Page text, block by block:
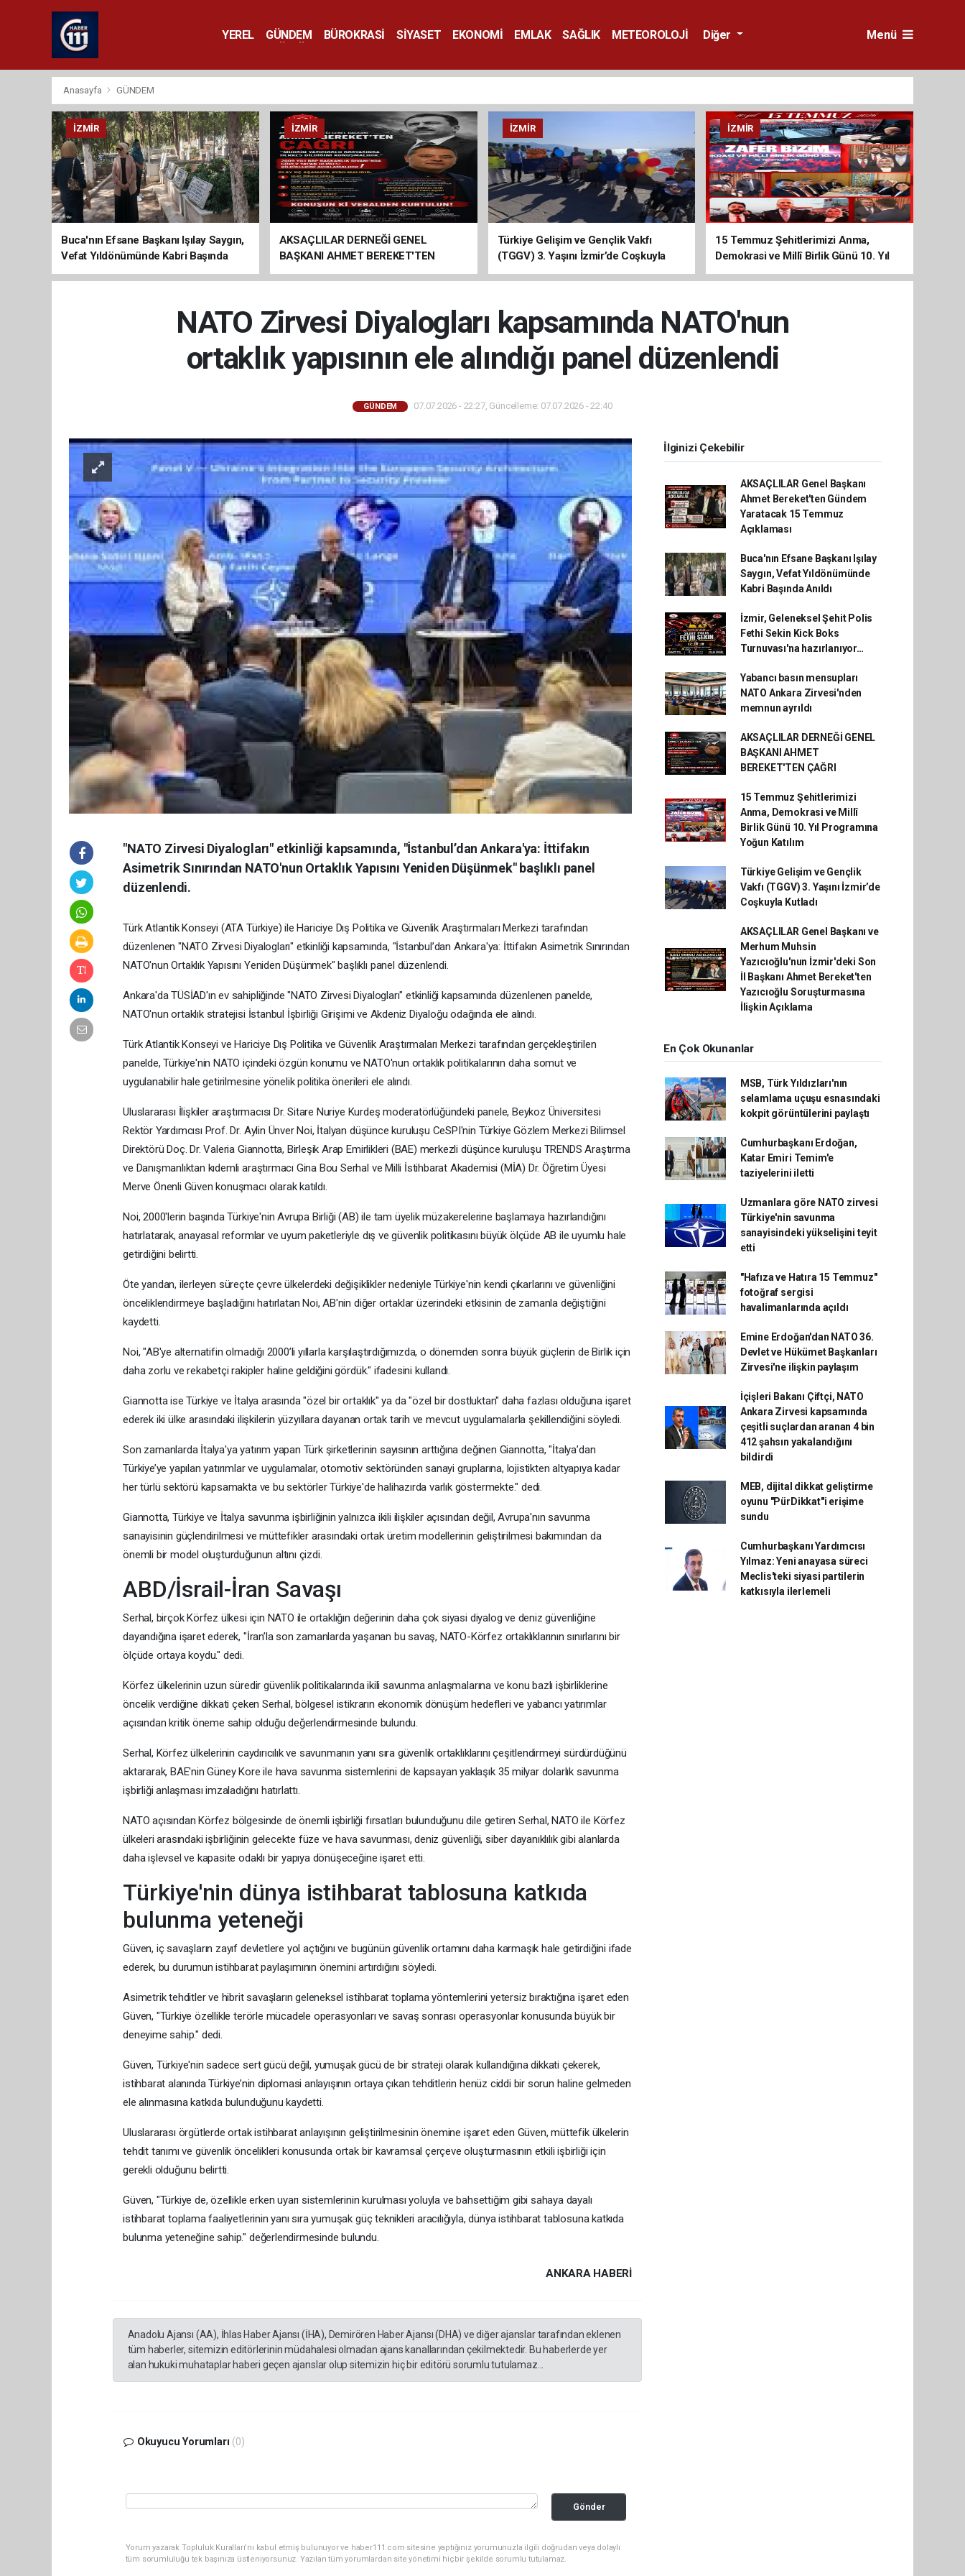
YEREL GÜNDEM BÜROKRASİ SİYASET EKONOMİ EMLAK SAĞLIK
METEOROLOJİ
Diğer Menü
Anasayfa GÜNDEM
İZMIR
Buca'nın Efsane Başkanı Işılay Saygın,
Vefat Yıldönümünde Kabri Başında
Anıldı
İZMIR
AKSAÇLILAR DERNEĞİ GENEL
BAŞKANI AHMET BEREKET'TEN
ÇAĞRI
İZMIR
Türkiye Gelişim ve Gençlik Vakfı
(TGGV) 3. Yaşını İzmir’de Coşkuyla
Kutladı
İZMIR
15 Temmuz Şehitlerimizi Anma,
Demokrasi ve Millî Birlik Günü 10. Yıl
Programına Yoğun Katılım
NATO Zirvesi Diyalogları kapsamında NATO'nun
ortaklık yapısının ele alındığı panel düzenlendi
GÜNDEM 07.07.2026 - 22:27, Güncelleme: 07.07.2026 - 22:40
"NATO Zirvesi Diyalogları" etkinliği kapsamında, "İstanbul’dan Ankara'ya: İttifakın
Asimetrik Sınırından NATO'nun Ortaklık Yapısını Yeniden Düşünmek" başlıklı panel
düzenlendi.
Türk Atlantik Konseyi (ATA Türkiye) ile Hariciye Dış Politika ve Güvenlik Araştırmaları Merkezi tarafından
düzenlenen "NATO Zirvesi Diyalogları" etkinliği kapsamında, "İstanbul’dan Ankara'ya: İttifakın Asimetrik Sınırından
NATO'nun Ortaklık Yapısını Yeniden Düşünmek" başlıklı panel düzenlendi.
Ankara'da TÜSİAD'ın ev sahipliğinde "NATO Zirvesi Diyalogları" etkinliği kapsamında düzenlenen panelde,
NATO'nun ortaklık stratejisi İstanbul İşbirliği Girişimi ve Akdeniz Diyaloğu odağında ele alındı.
Türk Atlantik Konseyi ve Hariciye Dış Politika ve Güvenlik Araştırmaları Merkezi tarafından gerçekleştirilen
panelde, Türkiye'nin NATO içindeki özgün konumu ve NATO'nun ortaklık politikalarının daha somut ve
uygulanabilir hale getirilmesine yönelik politika önerileri ele alındı.
Uluslararası İlişkiler araştırmacısı Dr. Sitare Nuriye Kurdeş moderatörlüğündeki panele, Beykoz Üniversitesi
Rektör Yardımcısı Prof. Dr. Aylin Ünver Noi, İtalyan düşünce kuruluşu CeSPI'nin Türkiye Gözlem Merkezi Bilimsel
Direktörü Doç. Dr. Valeria Giannotta, Birleşik Arap Emirlikleri (BAE) merkezli düşünce kuruluşu TRENDS Araştırma
ve Danışmanlıktan kıdemli araştırmacı Gina Bou Serhal ve Milli İstihbarat Akademisi (MİA) Dr. Öğretim Üyesi
Merve Önenli Güven konuşmacı olarak katıldı.
Noi, 2000'lerin başında Türkiye'nin Avrupa Birliği (AB) ile tam üyelik müzakerelerine başlamaya hazırlandığını
hatırlatarak, anayasal reformlar ve uyum paketleriyle dış ve güvenlik politikasını büyük ölçüde AB ile uyumlu hale
getirdiğini belirtti.
Öte yandan, ilerleyen süreçte çevre ülkelerdeki değişiklikler nedeniyle Türkiye'nin kendi çıkarlarını ve güvenliğini
önceliklendirmeye başladığını hatırlatan Noi, AB'nin diğer ortaklar üzerindeki etkisinin de zamanla değiştiğini
kaydetti.
Noi, "AB'ye alternatifin olmadığı 2000’li yıllarla karşılaştırdığımızda, o dönemden sonra büyük güçlerin de Birlik için
daha zorlu ve rekabetçi rakipler haline geldiğini gördük." ifadesini kullandı.
Giannotta ise Türkiye ve İtalya arasında "özel bir ortaklık" ya da "özel bir dostluktan" daha fazlası olduğuna işaret
ederek iki ülke arasındaki ilişkilerin yüzyıllara dayanan ortak tarih ve mevcut uygulamalarla şekillendiğini söyledi.
Son zamanlarda İtalya'ya yatırım yapan Türk şirketlerinin sayısının arttığına değinen Giannotta, "İtalya’dan
Türkiye’ye yapılan yatırımlar ve uygulamalar, otomotiv sektöründen sanayi gruplarına, lojistikten altyapıya kadar
her türlü sektörü kapsamakta ve bu sektörler Türkiye'de halihazırda varlık göstermekte." dedi.
Giannotta, Türkiye ve İtalya savunma işbirliğinin yalnızca ikili ilişkiler açısından değil, Avrupa'nın savunma
sanayisinin güçlendirilmesi ve müttefikler arasındaki ortak üretim modellerinin geliştirilmesi bakımından da
önemli bir model oluşturduğunun altını çizdi.
ABD/İsrail-İran Savaşı
Serhal, birçok Körfez ülkesi için NATO ile ortaklığın değerinin daha çok siyasi diyalog ve deniz güvenliğine
dayandığına işaret ederek, "İran’la son zamanlarda yaşanan bu savaş, NATO-Körfez ortaklıklarının sınırlarını bir
ölçüde ortaya koydu." dedi.
Körfez ülkelerinin uzun süredir güvenlik politikalarında ikili savunma anlaşmalarına ve konu bazlı işbirliklerine
öncelik verdiğine dikkati çeken Serhal, bölgesel istikrarın ekonomik dönüşüm hedefleri ve yabancı yatırımlar
açısından kritik öneme sahip olduğu değerlendirmesinde bulundu.
Serhal, Körfez ülkelerinin caydırıcılık ve savunmanın yanı sıra güvenlik ortaklıklarını çeşitlendirmeyi sürdürdüğünü
aktararak, BAE'nin Güney Kore ile hava savunma sistemlerini de kapsayan yaklaşık 35 milyar dolarlık savunma
işbirliği anlaşması imzaladığını hatırlattı.
NATO açısından Körfez bölgesinde de önemli işbirliği fırsatları bulunduğunu dile getiren Serhal, NATO ile Körfez
ülkeleri arasındaki işbirliğinin gelecekte füze ve hava savunması, deniz güvenliği, siber dayanıklılık gibi alanlarda
daha işlevsel ve kapasite odaklı bir yapıya dönüşeceğine işaret etti.
Türkiye'nin dünya istihbarat tablosuna katkıda
bulunma yeteneği
Güven, iç savaşların zayıf devletlere yol açtığını ve bugünün güvenlik ortamını daha karmaşık hale getirdiğini ifade
ederek, bu durumun istihbarat paylaşımının önemini artırdığını söyledi.
Asimetrik tehditler ve hibrit savaşların geleneksel istihbarat toplama yöntemlerini yetersiz bıraktığına işaret eden
Güven, "Türkiye özellikle terörle mücadele operasyonları ve savaş sonrası operasyonlar konusunda büyük bir
deneyime sahip." dedi.
Güven, Türkiye'nin sadece sert gücü değil, yumuşak gücü de bir strateji olarak kullandığına dikkati çekerek,
istihbarat alanında Türkiye’nin diplomasi anlayışının ortaya çıkan tehditlerin henüz ciddi bir sorun haline gelmeden
ele alınmasına katkıda bulunduğunu kaydetti.
Uluslararası örgütlerde ortak istihbarat anlayışının geliştirilmesinin önemine işaret eden Güven, müttefik ülkelerin
tehdit tanımı ve güvenlik öncelikleri konusunda ortak bir kavramsal çerçeve oluşturmasının etkili işbirliği için
gerekli olduğunu belirtti.
Güven, "Türkiye de, özellikle erken uyarı sistemlerinin kurulması yoluyla ve bahsettiğim gibi sahaya dayalı
istihbarat toplama faaliyetlerinin yanı sıra yumuşak güç teknikleri aracılığıyla, dünya istihbarat tablosuna katkıda
bulunma yeteneğine sahip." değerlendirmesinde bulundu.
ANKARA HABERİ
Anadolu Ajansı (AA), İhlas Haber Ajansı (İHA), Demirören Haber Ajansı (DHA) ve diğer ajanslar tarafından eklenen
tüm haberler, sitemizin editörlerinin müdahalesi olmadan ajans kanallarından çekilmektedir. Bu haberlerde yer
alan hukuki muhataplar haberi geçen ajanslar olup sitemizin hiç bir editörü sorumlu tutulamaz...
Okuyucu Yorumları (0)
Gönder
Yorum yazarak Topluluk Kuralları’nı kabul etmiş bulunuyor ve haber111.com sitesine yaptığınız yorumunuzla ilgili doğrudan veya dolaylı
tüm sorumluluğu tek başınıza üstleniyorsunuz. Yazılan tüm yorumlardan site yönetimi hiçbir şekilde sorumlu tutulamaz.
İlginizi Çekebilir
AKSAÇLILAR Genel Başkanı
Ahmet Bereket'ten Gündem
Yaratacak 15 Temmuz
Açıklaması
Buca'nın Efsane Başkanı Işılay
Saygın, Vefat Yıldönümünde
Kabri Başında Anıldı
İzmir, Geleneksel Şehit Polis
Fethi Sekin Kick Boks
Turnuvası'na hazırlanıyor…
Yabancı basın mensupları
NATO Ankara Zirvesi'nden
memnun ayrıldı
AKSAÇLILAR DERNEĞİ GENEL
BAŞKANI AHMET
BEREKET'TEN ÇAĞRI
15 Temmuz Şehitlerimizi
Anma, Demokrasi ve Millî
Birlik Günü 10. Yıl Programına
Yoğun Katılım
Türkiye Gelişim ve Gençlik
Vakfı (TGGV) 3. Yaşını İzmir’de
Coşkuyla Kutladı
AKSAÇLILAR Genel Başkanı ve
Merhum Muhsin
Yazıcıoğlu'nun İzmir'deki Son
İl Başkanı Ahmet Bereket'ten
Yazıcıoğlu Soruşturmasına
İlişkin Açıklama
En Çok Okunanlar
MSB, Türk Yıldızları'nın
selamlama uçuşu esnasındaki
kokpit görüntülerini paylaştı
Cumhurbaşkanı Erdoğan,
Katar Emiri Temim'e
taziyelerini iletti
Uzmanlara göre NATO zirvesi
Türkiye'nin savunma
sanayisindeki yükselişini teyit
etti
"Hafıza ve Hatıra 15 Temmuz"
fotoğraf sergisi
havalimanlarında açıldı
Emine Erdoğan'dan NATO 36.
Devlet ve Hükümet Başkanları
Zirvesi'ne ilişkin paylaşım
İçişleri Bakanı Çiftçi, NATO
Ankara Zirvesi kapsamında
çeşitli suçlardan aranan 4 bin
412 şahsın yakalandığını
bildirdi
MEB, dijital dikkat geliştirme
oyunu "PürDikkat"i erişime
sundu
Cumhurbaşkanı Yardımcısı
Yılmaz: Yeni anayasa süreci
Meclis'teki siyasi partilerin
katkısıyla ilerlemeli